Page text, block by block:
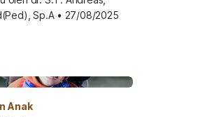
Sp.A • 27/08/2025
Anak